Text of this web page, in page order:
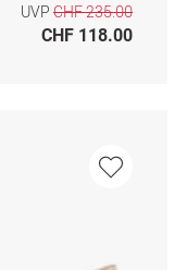
UVP CHF 235.00
CHF 118.00